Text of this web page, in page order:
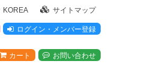
KOREA サイトマップ
ログイン・メンバー登録
カート お問い合わせ